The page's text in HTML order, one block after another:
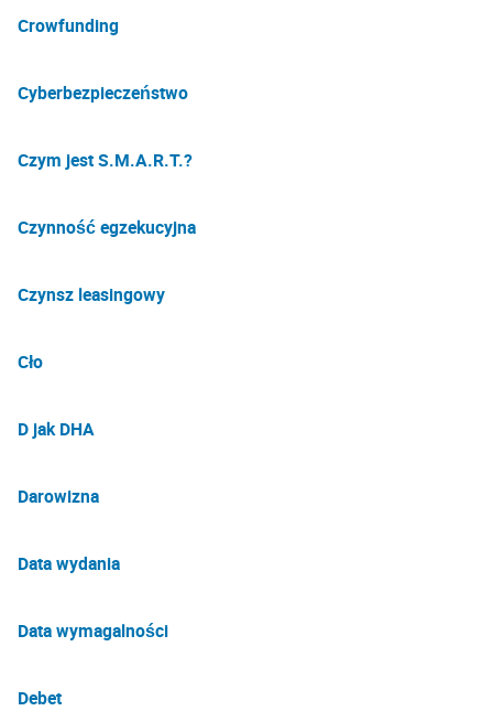
Crowfunding
Cyberbezpieczeństwo
Czym jest S.M.A.R.T.?
Czynność egzekucyjna
Czynsz leasingowy
Cło
D jak DHA
Darowizna
Data wydania
Data wymagalności
Debet